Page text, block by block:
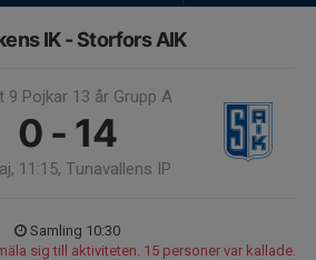
IK - Storfors AIK
9 Pojkar 13 år Grupp A
0 - 14
11:15, Tunavallens IP
Samling 10:30
sig till aktiviteten. 15 personer var kallade.